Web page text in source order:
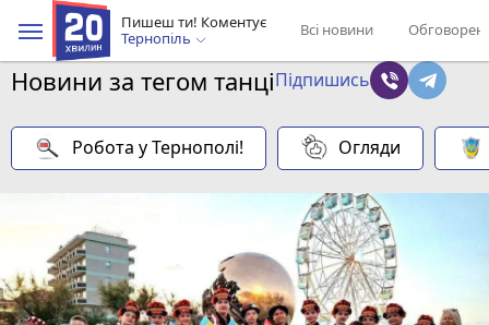
Пишеш ти! Коментує
Тернопіль
Всі новини
Новини за тегом танціПідпишись
Робота у Тернополі! Огляди